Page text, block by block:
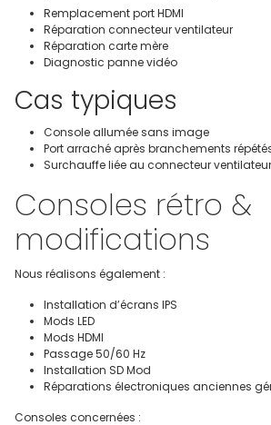
Remplacement port HDMI
Réparation connecteur ventilateur
Réparation carte mère
Diagnostic panne vidéo
Cas typiques
Console allumée sans image
Port arraché après branchements
Surchauffe liée au connecteur ventilateur
Consoles rétro &
modifications
Nous réalisons également :
Installation d’écrans IPS
Mods LED
Mods HDMI
Passage 50/60 Hz
Installation SD Mod
Réparations électroniques anciennes
Consoles concernées :